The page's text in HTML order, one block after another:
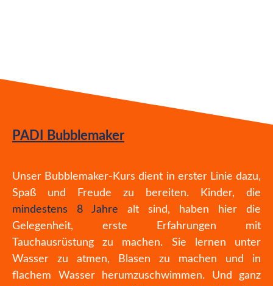
PADI Bubblemaker
Unser Bubblemaker-Kurs dient in erster Linie dazu,
Spaß und Freude zu bereiten. Kinder, die
mindestens 8 Jahre alt sind, haben hier die
Gelegenheit, erste Erfahrungen mit
Tauchausrüstung zu machen. Sie lernen unter
Wasser zu atmen, Blasen zu machen und in
flachem Wasser herumzuschwimmen. Und ganz